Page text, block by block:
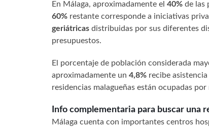
En Málaga, aproximadamente el 40% de las
60% restante corresponde a iniciativas
geriátricas distribuidas por sus diferentes
presupuestos.
El porcentaje de población considerada
aproximadamente un 4,8% recibe
residencias malagueñas están ocupadas por
Info complementaria para buscar una
Málaga cuenta con importantes centros